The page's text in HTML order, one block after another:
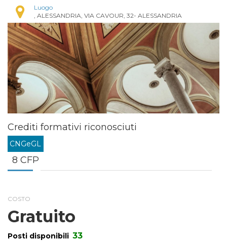
Luogo
, ALESSANDRIA, VIA CAVOUR, 32- ALESSANDRIA
Crediti formativi riconosciuti
CNGeGL
8 CFP
COSTO
Gratuito
Posti disponibili 33